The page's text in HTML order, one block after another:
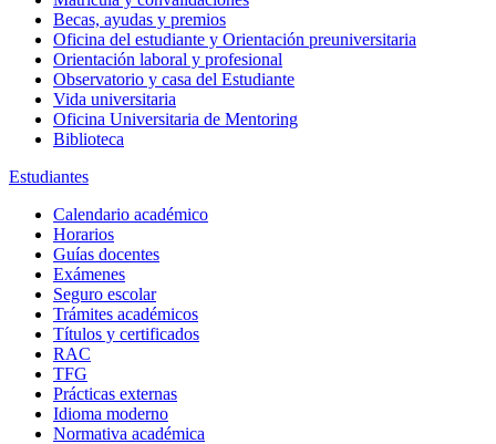
Becas, ayudas y premios
Oficina del estudiante y Orientación preuniversitaria
Orientación laboral y profesional
Observatorio y casa del Estudiante
Vida universitaria
Oficina Universitaria de Mentoring
Biblioteca
Estudiantes
Calendario académico
Horarios
Guías docentes
Exámenes
Seguro escolar
Trámites académicos
Títulos y certificados
RAC
TFG
Prácticas externas
Idioma moderno
Normativa académica